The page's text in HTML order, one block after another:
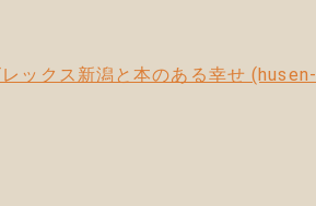
クス新潟と本のある幸せ (husen-